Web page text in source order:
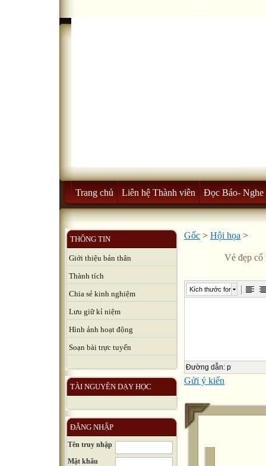
Trang chủ Liên hệ Thành viên Đọc Báo- Nghe
THÔNG TIN
Giới thiệu bản thân
Thành tích
Chia sẻ kinh nghiệm
Lưu giữ kỉ niệm
Hình ảnh hoạt động
Soạn bài trực tuyến
TÀI NGUYÊN DẠY HỌC
ĐĂNG NHẬP
Tên truy nhập
Mật khẩu
Gốc > Hội họa >
Vẻ đẹp cổ
Kích thước font
Đường dẫn: p
Gửi ý kiến